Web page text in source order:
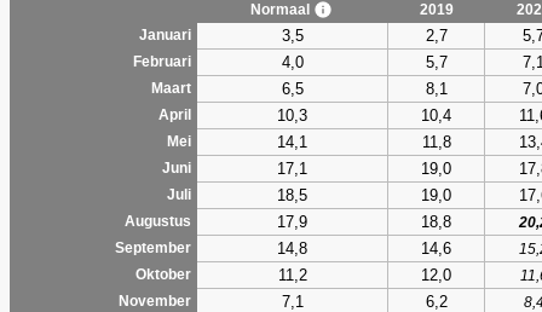
Normaal 2019
Januari
3,5 2,7
Februari 4,0 5,7
Maart 6,5 8,1
April 10,3 10,4
Mei 14,1 11,8
Juni 17,1 19,0
Juli 18,5 19,0
Augustus 17,9 18,8
September
14,8 14,6
Oktober
11,2 12,0
November
7,1 6,2